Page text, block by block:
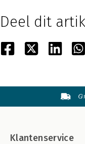
Deel dit
Klantenservice